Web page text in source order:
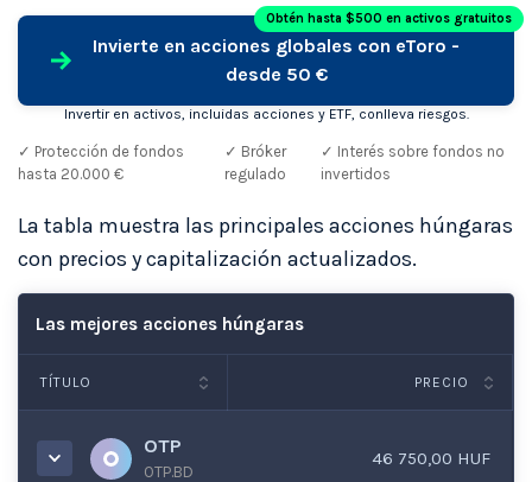
Invierte en acciones globales con eToro -
desde 50 €
Obtén hasta $500 en activos gratuitos
Invertir en activos, incluidas acciones y ETF, conlleva riesgos.
✓ Protección de fondos
hasta 20.000 €
✓ Bróker
regulado
✓ Interés sobre fondos no
invertidos
La tabla muestra las principales acciones húngaras
con precios y capitalización actualizados.
Las mejores acciones húngaras
TÍTULO PRECIO
OTP
OTP.BD
46 750,00 HUF